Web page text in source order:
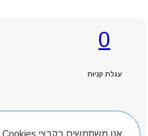
0
עגלת קניות
חיפוש מוצרים
ראשי
אודותניו
המגזין